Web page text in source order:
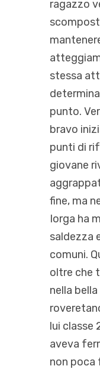
ragazzo
stessa
punto.
bravo
punti di
giovane
fine, ma
Iorga ha
saldezza
comuni.
oltre che
nella
lui classe
aveva
non poca